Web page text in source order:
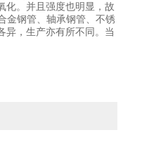
化。并且强度也明显，故
金钢管、轴承钢管、不锈
异，生产亦有所不同。当